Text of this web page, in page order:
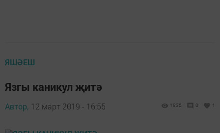
ЯШӘЕШ
Язгы каникул җитә
Автор, 12 март 2019 - 16:55 1835 0 1